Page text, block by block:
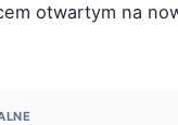
otwartym na